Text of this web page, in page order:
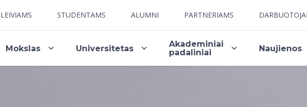
STUDENTAMS ALUMNI PARTNERIAMS
Mokslas Universitetas
Akademiniai
padaliniai
Naujienos